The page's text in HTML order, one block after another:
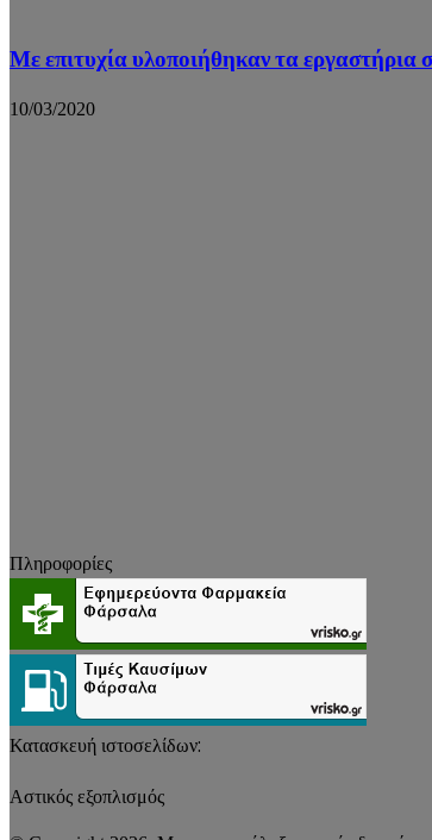
Με επιτυχία υλοποιήθηκαν τα
10/03/2020
Πληροφορίες
Κατασκευή ιστοσελίδων:
Αστικός εξοπλισμός